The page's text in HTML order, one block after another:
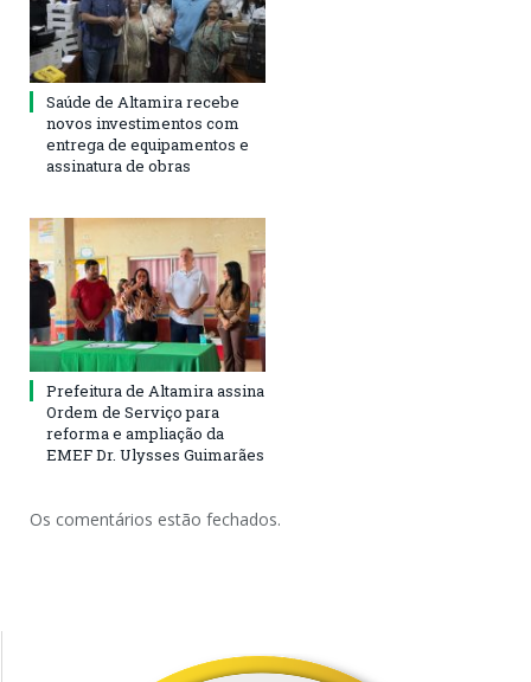
Saúde de Altamira recebe
novos investimentos com
entrega de equipamentos e
assinatura de obras
Prefeitura de Altamira assina
Ordem de Serviço para
reforma e ampliação da
EMEF Dr. Ulysses Guimarães
Os comentários estão fechados.